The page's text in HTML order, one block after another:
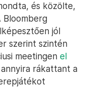
és közölte,
Bloomberg
jól
szerint szintén
meetingen el
rákattant a